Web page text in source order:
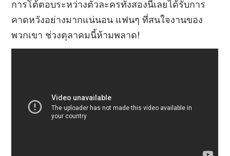
การโต้ตอบระหว่างตัวละครทั้งสองนี้เลยได้รับการ
คาดหวังอย่างมากแน่นอน แฟนๆ ที่สนใจงานของ
พวกเขา ช่วงตุลาคมนี้ห้ามพลาด!